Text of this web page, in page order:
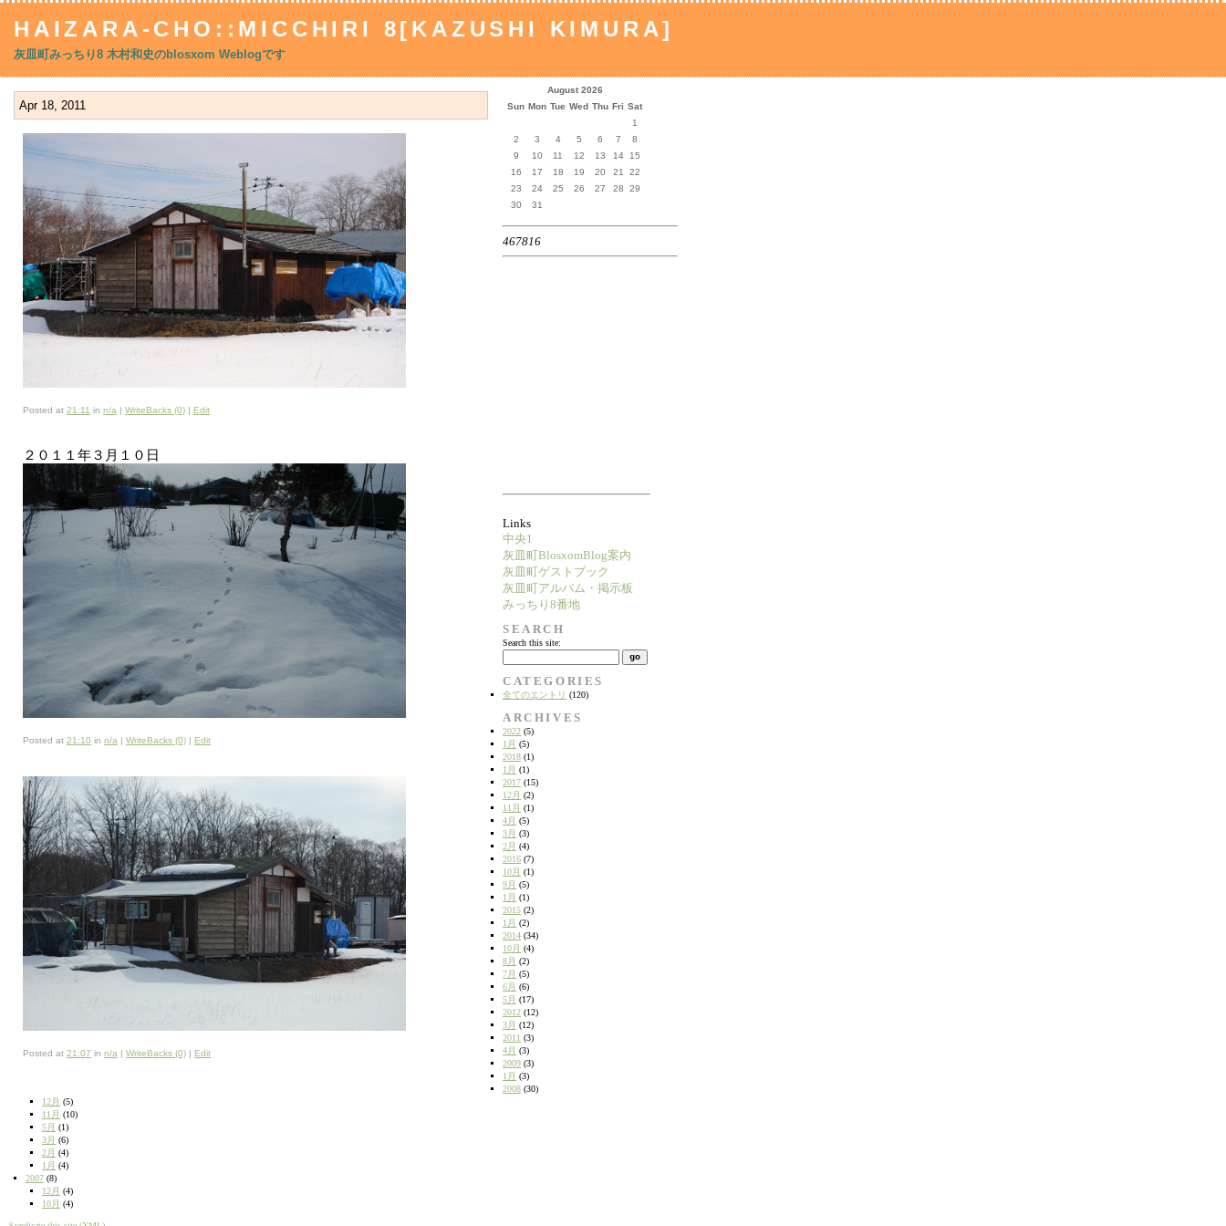
HAIZARA-CHO::MICCHIRI 8[KAZUSHI KIMURA]
灰皿町みっちり8 木村和史のblosxom Weblogです
Apr 18, 2011
Posted at 21:11 in n/a | WriteBacks (0) | Edit
２０１１年３月１０日
Posted at 21:10 in n/a | WriteBacks (0) | Edit
Posted at 21:07 in n/a | WriteBacks (0) | Edit
August 2026
Sun Mon Tue Wed Thu Fri Sat
1
2
3 4 5 6 7
8
9
10 11 12 13 14
15
16
17 18 19 20 21
22
23
24 25 26 27 28
29
30
31
467816
Links
中央1
灰皿町BlosxomBlog案内
灰皿町ゲストブック
灰皿町アルバム・掲示板
みっちり8番地
SEARCH
Search this site:
CATEGORIES
全てのエントリ (120)
ARCHIVES
2022 (5)
1月 (5)
2018 (1)
1月 (1)
2017 (15)
12月 (2)
11月 (1)
4月 (5)
3月 (3)
2月 (4)
2016 (7)
10月 (1)
9月 (5)
1月 (1)
2015 (2)
1月 (2)
2014 (34)
10月 (4)
8月 (2)
7月 (5)
6月 (6)
5月 (17)
2012 (12)
3月 (12)
2011 (3)
4月 (3)
2009 (3)
1月 (3)
2008 (30)
12月 (5)
11月 (10)
5月 (1)
3月 (6)
2月 (4)
1月 (4)
2007 (8)
12月 (4)
10月 (4)